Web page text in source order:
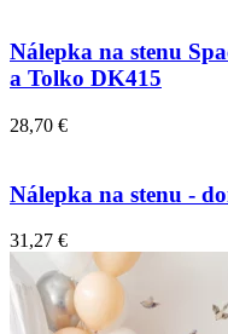
Nálepka na stenu
a Tolko DK415
28,70 €
Nálepka na stenu -
31,27 €